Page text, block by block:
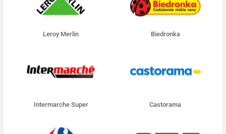
Leroy Merlin Biedronka
Intermarche Super Castorama